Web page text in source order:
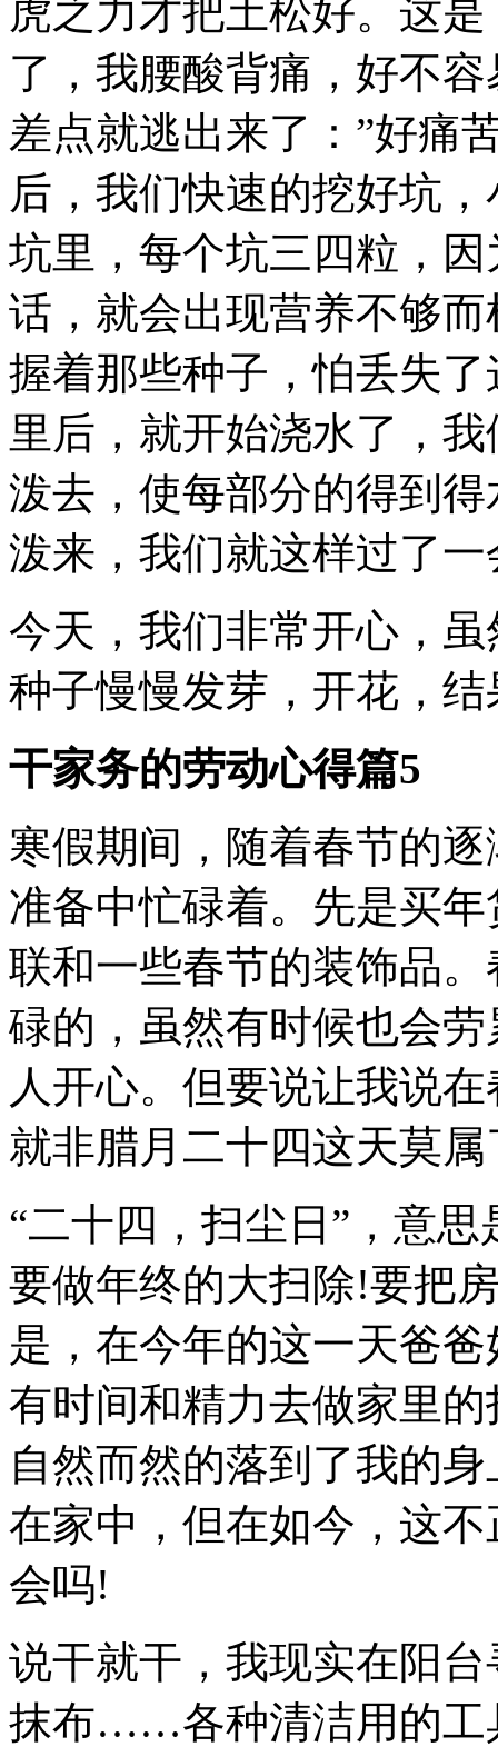
虎之力才把土松好。这
了，我腰酸背痛，好不
差点就逃出来了：”好痛
后，我们快速的挖好坑
坑里，每个坑三四粒，
话，就会出现营养不够
握着那些种子，怕丢失
里后，就开始浇水了，
泼去，使每部分的得到
泼来，我们就这样过了
今天，我们非常开心，
种子慢慢发芽，开花，
干家务的劳动心得篇5
寒假期间，随着春节的
准备中忙碌着。先是买
联和一些春节的装饰品
碌的，虽然有时候也会
人开心。但要说让我说
就非腊月二十四这天莫属
“二十四，扫尘日”，意
要做年终的大扫除!要把
是，在今年的这一天爸
有时间和精力去做家里
自然而然的落到了我的
在家中，但在如今，这
会吗!
说干就干，我现实在阳
抹布……各种清洁用的工